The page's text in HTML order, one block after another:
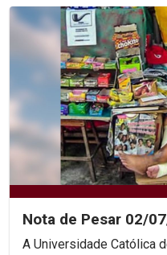
Nota de Pesar 02/
A Universidade Católica